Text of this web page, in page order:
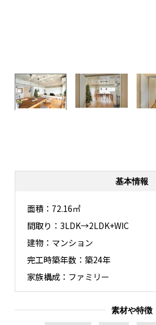
基本情報
面積：72.16㎡
間取り：3LDK→2LDK+WIC
建物：マンション
完工時築年数：築24年
家族構成：ファミリー
素材や特徴